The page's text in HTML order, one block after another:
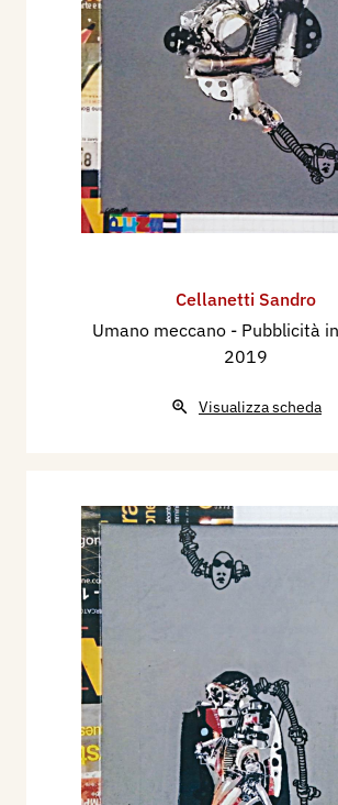
Cellanetti Sandro
Umano meccano - Pubblicità
2019
Visualizza scheda